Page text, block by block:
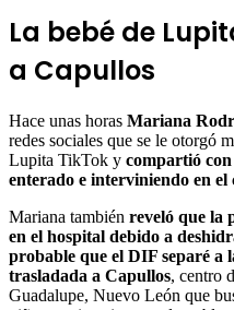
La bebé de
a Capullos
Hace unas horas Mariana
redes sociales que se le otorgó
Lupita TikTok y compartió con
enterado e interviniendo en el
Mariana también reveló que la
en el hospital debido a
probable que el DIF separé a
trasladada a Capullos, centro
Guadalupe, Nuevo León que